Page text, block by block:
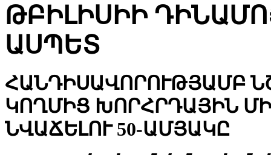
ԹԲԻԼԻՍԻԻ
ԱՍՊԵՏ
ՀԱՆԴԻՍԱՎՈՐՈՒԹՅԱՄԲ
ԿՈՂՄԻՑ ԽՈՐՀՐԴԱՅԻՆ
ՆՎԱՃԵԼՈՒ 50-ԱՄՅԱԿԸ